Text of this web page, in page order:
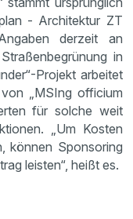
- Architektur ZT
derzeit an
in
Projekt arbeitet
„MSIng officium
für solche weit
„Um Kosten
können Sponsoring
leisten“, heißt es.